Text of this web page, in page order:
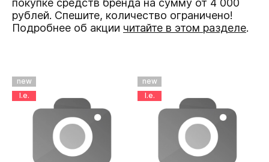
покупке средств бренда на сумму от 4 000
рублей. Спешите, количество ограничено!
Подробнее об акции читайте в этом разделе.
new
l.e.
new
l.e.